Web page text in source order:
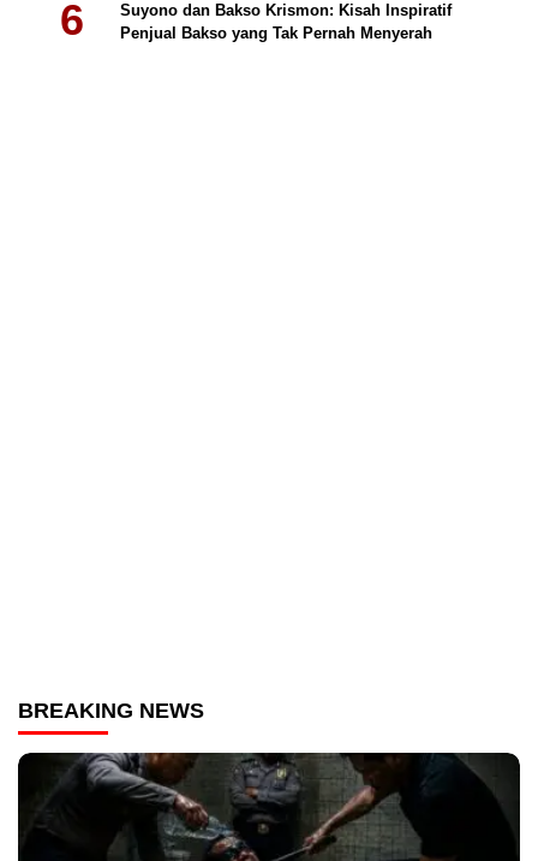
Suyono dan Bakso Krismon: Kisah Inspiratif
Penjual Bakso yang Tak Pernah Menyerah
BREAKING NEWS